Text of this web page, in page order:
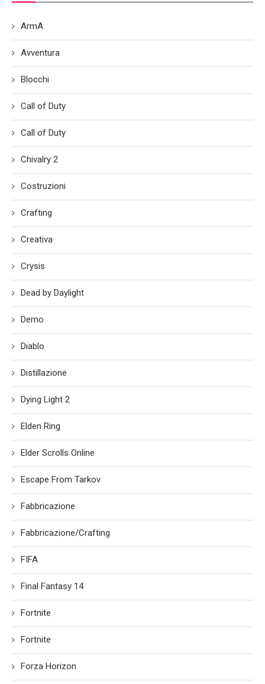
ArmA
Avventura
Blocchi
Call of Duty
Call of Duty
Chivalry 2
Costruzioni
Crafting
Creativa
Crysis
Dead by Daylight
Demo
Diablo
Distillazione
Dying Light 2
Elden Ring
Elder Scrolls Online
Escape From Tarkov
Fabbricazione
Fabbricazione/Crafting
FIFA
Final Fantasy 14
Fortnite
Fortnite
Forza Horizon